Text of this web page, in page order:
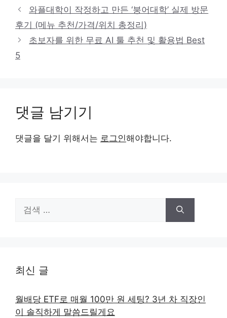
와플대학이 작정하고 만든 ‘붕어대학’ 실제 방문
후기 (메뉴 추천/가격/위치 총정리)
초보자를 위한 무료 AI 툴 추천 및 활용법 Best
5
댓글 남기기
댓글을 달기 위해서는 로그인해야합니다.
색:
최신 글
월배당 ETF로 매월 100만 원 세팅? 3년 차 직장인
이 솔직하게 말씀드릴게요